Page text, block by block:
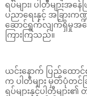
ရပ်များ၊ ပါတီများအနေ
ပညာရေးနှင့် အခြားက
ဆောင်ရွက်လျက်ရှိမှုအခြ
ကြားကြသည်။
ယင်းနောက် ပြည်ထောင်
က ပါတီများ မှတ်ပုံတင်
ရပ်များနှင့်ပါတီများ၏